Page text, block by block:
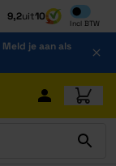
9,2uit10
Incl BTW
Inclusief
Meld je aan als